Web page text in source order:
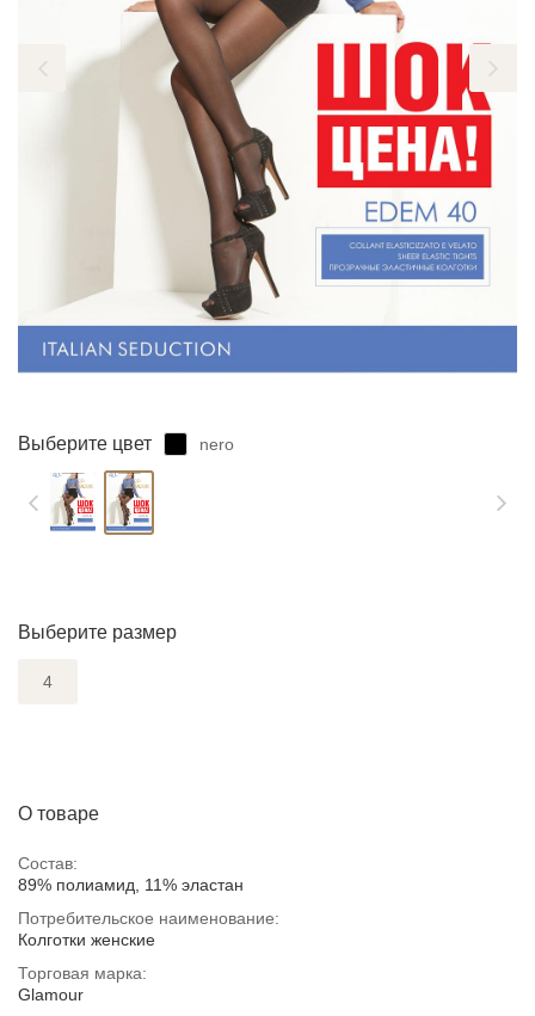
Выберите цвет nero
Выберите размер
4
О товаре
Состав:
89% полиамид, 11% эластан
Потребительское наименование:
Колготки женские
Торговая марка:
Glamour